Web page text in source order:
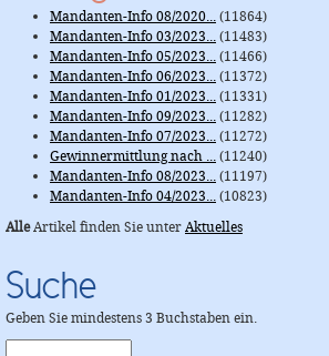
Mandanten-Info 08/2020...(11864)
Mandanten-Info 03/2023...(11483)
Mandanten-Info 05/2023...(11466)
Mandanten-Info 06/2023...(11372)
Mandanten-Info 01/2023...(11331)
Mandanten-Info 09/2023...(11282)
Mandanten-Info 07/2023...(11272)
Gewinnermittlung nach ...(11240)
Mandanten-Info 08/2023...(11197)
Mandanten-Info 04/2023...(10823)
AlleArtikel finden Sie unterAktuelles
Suche
Geben Sie mindestens 3 Buchstaben ein.